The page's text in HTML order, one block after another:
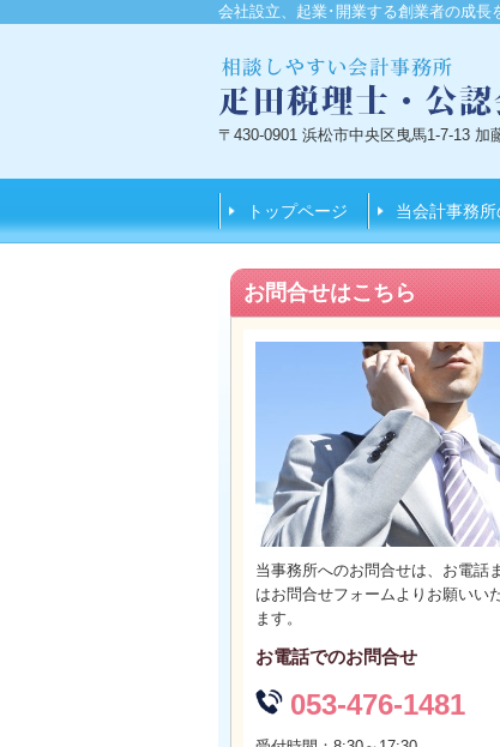
会社設立、起業･開業する創業者の成長
〒430-0901 浜松市中央区曳馬1-7-13 加
トップページ 当会計事務
お問合せはこちら
当事務所へのお問合せは、お電話
はお問合せフォームよりお願いい
ます。
お電話でのお問合せ
053-476-1481